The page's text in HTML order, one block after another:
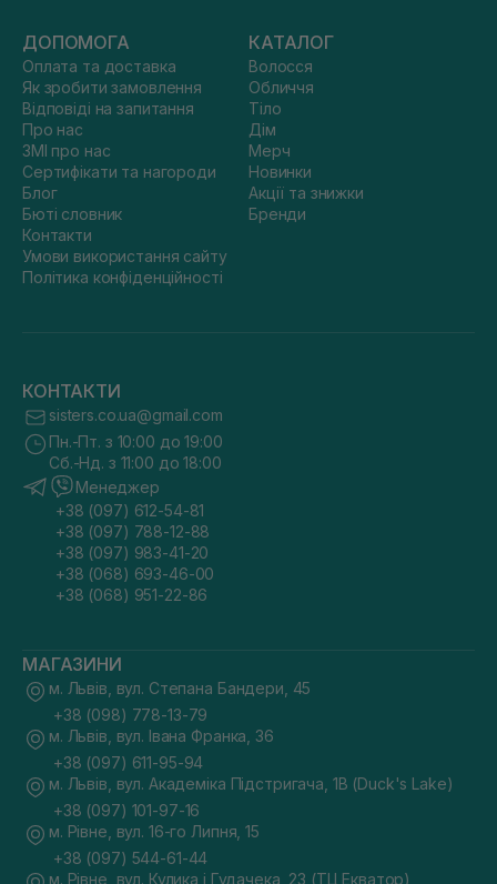
ДОПОМОГА
Оплата та доставка
Як зробити замовлення
Відповіді на запитання
Про нас
ЗМІ про нас
Сертифікати та нагороди
Блог
Бюті словник
Контакти
Умови використання сайту
Політика конфіденційності
КАТАЛОГ
Волосся
Обличчя
Тіло
Дім
Мерч
Новинки
Акції та знижки
Бренди
КОНТАКТИ
sisters.co.ua@gmail.com
Пн.-Пт. з 10:00 до 19:00
Сб.-Нд. з 11:00 до 18:00
Менеджер
+38 (097) 612-54-81
+38 (097) 788-12-88
+38 (097) 983-41-20
+38 (068) 693-46-00
+38 (068) 951-22-86
МАГАЗИНИ
м. Львів, вул. Степана Бандери, 45
+38 (098) 778-13-79
м. Львів, вул. Івана Франка, 36
+38 (097) 611-95-94
м. Львів, вул. Академіка Підстригача, 1В (Duck's Lake)
+38 (097) 101-97-16
м. Рівне, вул. 16-го Липня, 15
+38 (097) 544-61-44
м. Рівне, вул. Кулика і Гудачека, 23 (ТЦ Екватор)